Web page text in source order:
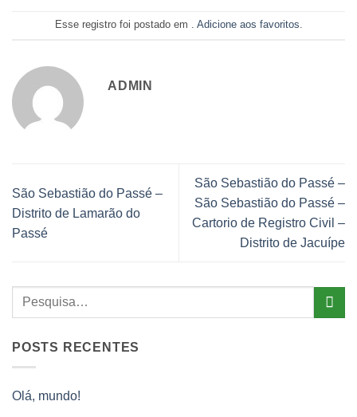
Esse registro foi postado em . Adicione aos favoritos.
ADMIN
São Sebastião do Passé –
Distrito de Lamarão do
Passé
São Sebastião do Passé –
São Sebastião do Passé –
Cartorio de Registro Civil –
Distrito de Jacuípe
POSTS RECENTES
Olá, mundo!